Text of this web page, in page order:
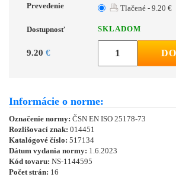
Prevedenie
Tlačené - 9.20 €
Dostupnosť SKLADOM
9.20 €
Informácie o norme:
Označenie normy: ČSN EN ISO 25178-73
Rozlišovací znak: 014451
Katalógové číslo: 517134
Dátum vydania normy: 1.6.2023
Kód tovaru: NS-1144595
Počet strán: 16